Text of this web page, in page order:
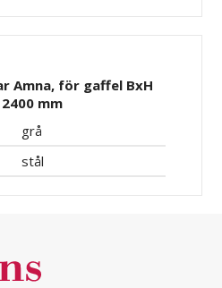
Amna, för gaffel BxH
mm
grå
stål